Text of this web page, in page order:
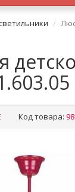
Код товара: